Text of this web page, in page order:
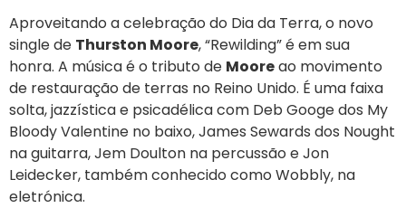
Aproveitando a celebração do Dia da Terra, o novo
single de Thurston Moore, “Rewilding” é em sua
honra. A música é o tributo de Mooreao movimento
de restauração de terras no Reino Unido. É uma faixa
solta, jazzística e psicadélica com Deb Googe dos My
Bloody Valentine no baixo, James Sewards dos Nought
na guitarra, Jem Doulton na percussão e Jon
Leidecker, também conhecido como Wobbly, na
eletrónica.